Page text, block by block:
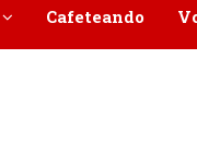
Cafeteando